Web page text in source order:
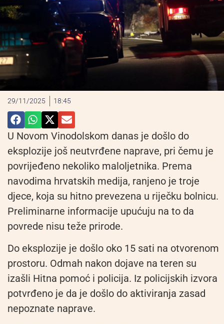
29/11/2025 18:45
U Novom Vinodolskom danas je došlo do
eksplozije još neutvrđene naprave, pri čemu je
povrijeđeno nekoliko maloljetnika. Prema
navodima hrvatskih medija, ranjeno je troje
djece, koja su hitno prevezena u riječku bolnicu.
Preliminarne informacije upućuju na to da
povrede nisu teže prirode.
Do eksplozije je došlo oko 15 sati na otvorenom
prostoru. Odmah nakon dojave na teren su
izašli Hitna pomoć i policija. Iz policijskih izvora
potvrđeno je da je došlo do aktiviranja zasad
nepoznate naprave.